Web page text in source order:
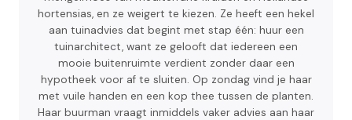
hortensias, en ze weigert te kiezen. Ze heeft een hekel
aan tuinadvies dat begint met stap één: huur een
tuinarchitect, want ze gelooft dat iedereen een
mooie buitenruimte verdient zonder daar een
hypotheek voor af te sluiten. Op zondag vind je haar
met vuile handen en een kop thee tussen de planten.
Haar buurman vraagt inmiddels vaker advies aan haar